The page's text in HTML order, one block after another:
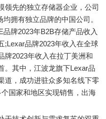
领先的独立存储器企业，公司
拥有独立品牌的中国公司。
牌2023年B2B存储产品收入
;Lexar品牌2023年收入在全球
牌2023年收入在拉丁美洲和
。其中，江波龙旗下Lexar品
道，成功进驻众多知名线下零
国家和地区实现销售，出海